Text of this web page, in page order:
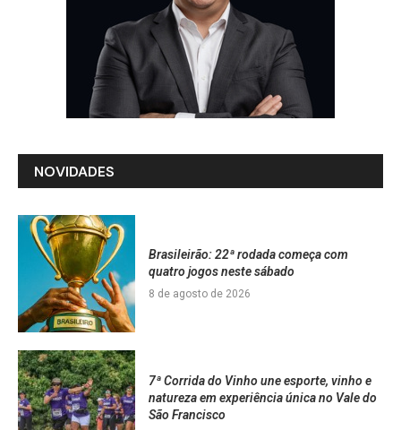
NOVIDADES
Brasileirão: 22ª rodada começa com
quatro jogos neste sábado
8 de agosto de 2026
7ª Corrida do Vinho une esporte, vinho e
natureza em experiência única no Vale do
São Francisco